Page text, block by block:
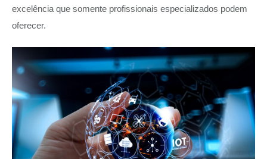
excelência que somente profissionais especializados podem
oferecer.